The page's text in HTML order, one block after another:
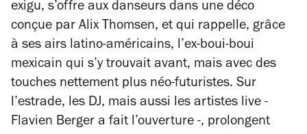
exigu, s’offre aux danseurs dans une déco
conçue par Alix Thomsen, et qui rappelle, grâce
à ses airs latino-américains, l’ex-boui-boui
mexicain qui s’y trouvait avant, mais avec des
touches nettement plus néo-futuristes. Sur
l’estrade, les DJ, mais aussi les artistes live -
Flavien Berger a fait l’ouverture -, prolongent